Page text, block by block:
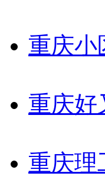
重庆小
重庆好
重庆理